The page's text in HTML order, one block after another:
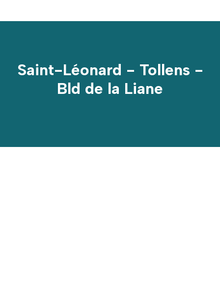
Saint-Léonard - Tollens -
Bld de la Liane